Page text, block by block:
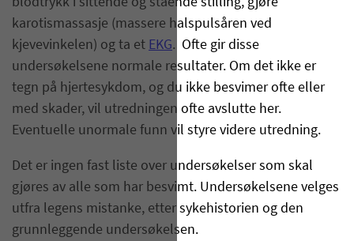
karotismassasje (massere halspulsåren ved
kjevevinkelen) og ta et EKG. Ofte gir disse
undersøkelsene normale resultater. Om det ikke er
tegn på hjertesykdom, og du ikke besvimer ofte eller
med skader, vil utredningen ofte avslutte her.
Eventuelle unormale funn vil styre videre utredning.
Det er ingen fast liste over undersøkelser som skal
gjøres av alle som har besvimt. Undersøkelsene velges
utfra legens mistanke, etter sykehistorien og den
grunnleggende undersøkelsen.